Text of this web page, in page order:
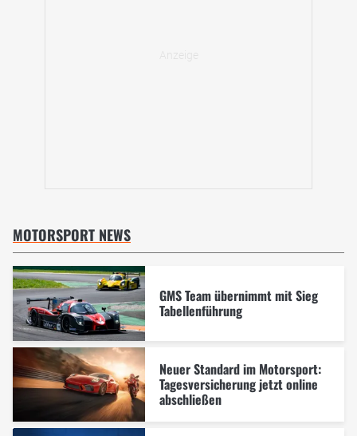
MOTORSPORT NEWS
GMS Team übernimmt mit Sieg
Tabellenführung
Neuer Standard im Motorsport:
Tagesversicherung jetzt online
abschließen